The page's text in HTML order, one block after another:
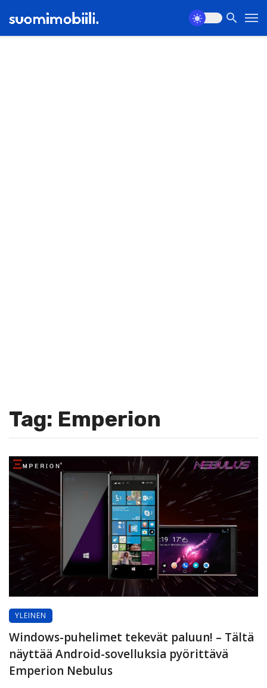
Tag: Emperion
YLEINEN
Windows-puhelimet tekevät paluun! – Tältä
näyttää Android-sovelluksia pyörittävä
Emperion Nebulus